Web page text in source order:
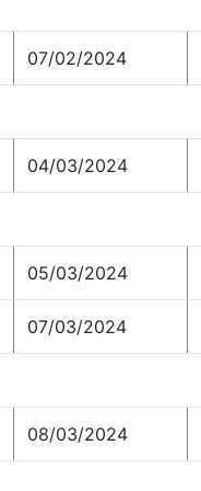
07/02/2024
04/03/2024
05/03/2024
07/03/2024
08/03/2024